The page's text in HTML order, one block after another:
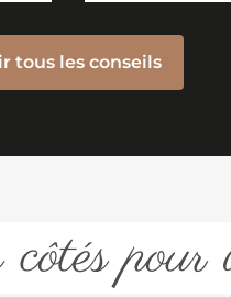
tous les conseils
pour